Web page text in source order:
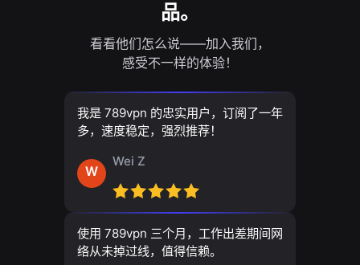
品。
看看他们怎么说——加入我们，
感受不一样的体验！
我是 789vpn 的忠实用户，订阅了一年
多，速度稳定，强烈推荐！
W
Wei Z
使用 789vpn 三个月，工作出差期间网
络从未掉过线，值得信赖。